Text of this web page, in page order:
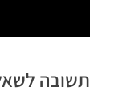
תשובה